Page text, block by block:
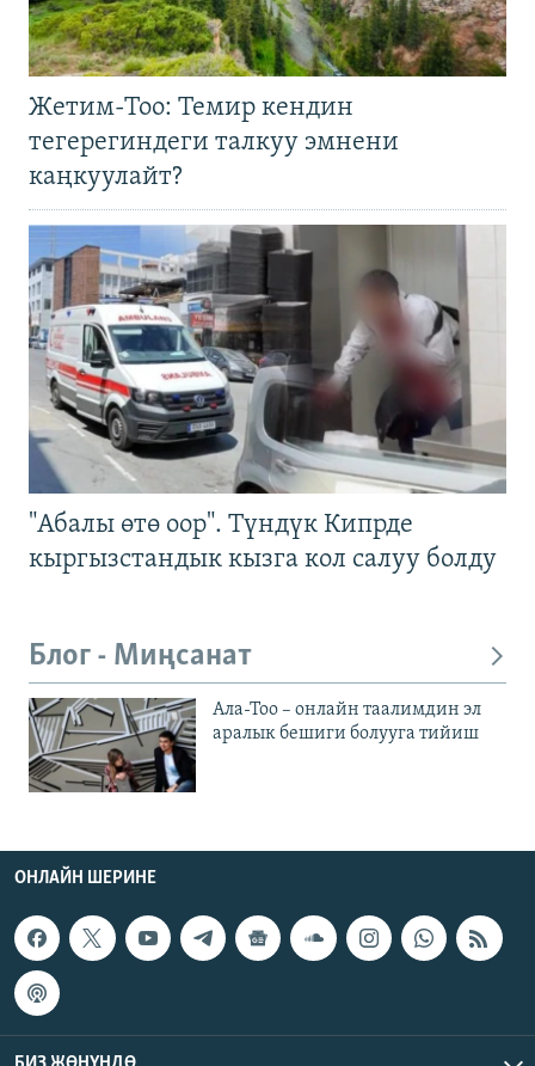
Жетим-Тоо: Темир кендин
тегерегиндеги талкуу эмнени
каңкуулайт?
"Абалы өтө оор". Түндүк Кипрде
кыргызстандык кызга кол салуу болду
Блог - Миңсанат
Ала-Тоо – онлайн таалимдин эл
аралык бешиги болууга тийиш
ОНЛАЙН ШЕРИНЕ